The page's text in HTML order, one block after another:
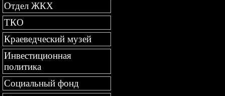
Отдел ЖКХ
ТКО
Краеведческий музей
Инвестиционная
политика
Социальный фонд